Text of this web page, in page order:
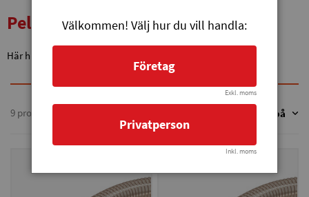
Pellets Övrigt
Här hittar du övriga reservdelar till pelletseldning.
9 produkter Sortera på
Välkommen! Välj hur du vill handla:
Företag
Exkl. moms
Privatperson
Inkl. moms